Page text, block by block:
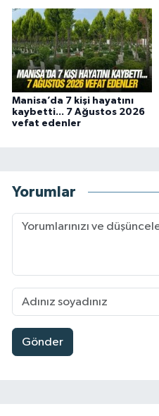
Manisa’da 7 kişi hayatını
kaybetti... 7 Ağustos 2026
vefat edenler
Yorumlar
Gönder